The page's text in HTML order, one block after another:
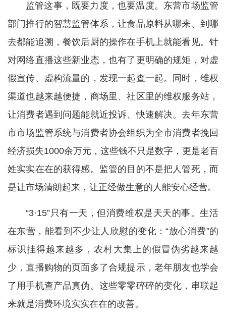
监管这事，既要力度，也要温度。东营市场监管
部门推行的智慧监管体系，让食品原料从哪来、到哪
去都能追溯，餐饮后厨的操作在手机上就能看见。针
对网络直播这些新业态，也有了更明确的规矩，对虚
假宣传、虚构流量的，发现一起查一起。同时，维权
渠道也越来越便捷，商场里、社区里的维权服务站，
让消费者遇到问题能就近投诉、快速解决。去年东营
市市场监管系统与消费者协会组织为全市消费者挽回
经济损失1000余万元，这些钱不只是数字，更是老百
姓实实在在的获得感。监管的目的不是把人管死，而
是让市场清朗起来，让正经做生意的人能安心经营。
“3·15”只有一天，但消费维权是天天的事。生活
在东营，能看到不少让人欣慰的变化：“放心消费”的
标识挂得越来越多，农村大集上的假冒伪劣越来越
少，直播购物的页面多了合规提示，老年朋友也学会
了用手机查产品真伪。这些零零碎碎的变化，串联起
来就是消费环境实实在在的改善。